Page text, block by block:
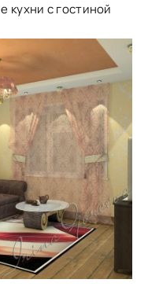
кухни с гостиной